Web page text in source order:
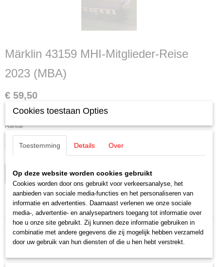
Märklin 43159 MHI-Mitglieder-Reise
2023 (MBA)
€ 59,50
Op voorraad
Aantal
IN WINKELWAGEN
Specificaties
EAN code
4001883431598
Productcode leverancier
Omschrijving
Cookies toestaan Opties
Toestemming Details Over
Op deze website worden cookies gebruikt
Cookies worden door ons gebruikt voor verkeersanalyse, het
aanbieden van sociale media-functies en het personaliseren van
informatie en advertenties. Daarnaast verlenen we onze sociale
media-, advertentie- en analysepartners toegang tot informatie over
hoe u onze site gebruikt. Zij kunnen deze informatie gebruiken in
combinatie met andere gegevens die zij mogelijk hebben verzameld
door uw gebruik van hun diensten of die u hen hebt verstrekt.